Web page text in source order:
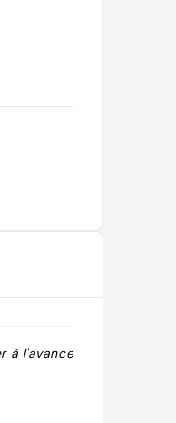
à l'avance si